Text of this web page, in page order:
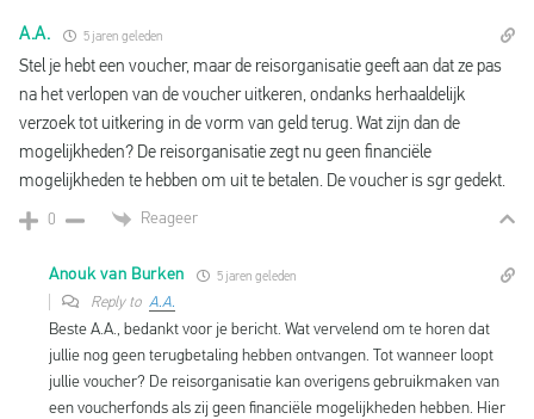
A.A. 5 jaren geleden
Stel je hebt een voucher, maar de reisorganisatie geeft aan dat ze pas
na het verlopen van de voucher uitkeren, ondanks herhaaldelijk
verzoek tot uitkering in de vorm van geld terug. Wat zijn dan de
mogelijkheden? De reisorganisatie zegt nu geen financiële
mogelijkheden te hebben om uit te betalen. De voucher is sgr gedekt.
0 Reageer
Anouk van Burken 5 jaren geleden
Reply to A.A.
Beste A.A., bedankt voor je bericht. Wat vervelend om te horen dat
jullie nog geen terugbetaling hebben ontvangen. Tot wanneer loopt
jullie voucher? De reisorganisatie kan overigens gebruikmaken van
een voucherfonds als zij geen financiële mogelijkheden hebben. Hier